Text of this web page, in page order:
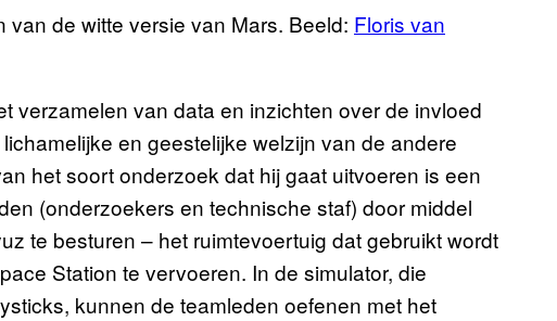
de witte versie van Mars. Beeld: Floris van
verzamelen van data en inzichten over de invloed
en geestelijke welzijn van de andere
het soort onderzoek dat hij gaat uitvoeren is een
(onderzoekers en technische staf) door middel
te besturen – het ruimtevoertuig dat gebruikt wordt
Station te vervoeren. In de simulator, die
kunnen de teamleden oefenen met het